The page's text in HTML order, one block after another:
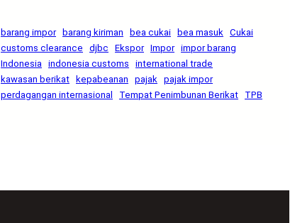
barang impor barang kiriman bea cukai bea masuk
Cukai
customs clearance
djbc Ekspor Impor impor barang
Indonesia
indonesia customs
international trade
kawasan berikat kepabeanan pajak
pajak impor
perdagangan internasional
Tempat Penimbunan Berikat TPB